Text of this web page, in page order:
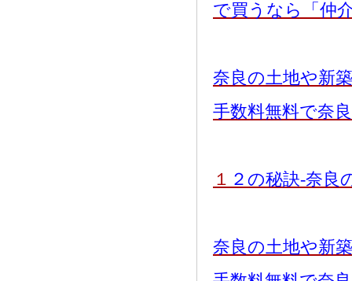
で買うなら「仲
奈良の土地や新
手数料無料で奈
１ ２の秘訣-奈良
奈良の土地や新